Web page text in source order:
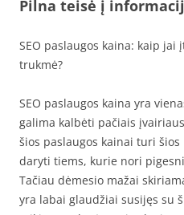
Pilna teisė į
SEO paslaugos kaina: kaip
trukmė?
SEO paslaugos kaina yra
galima kalbėti pačiais
šios paslaugos kainai turi
daryti tiems, kurie nori
Tačiau dėmesio mažai
yra labai glaudžiai susijęs su